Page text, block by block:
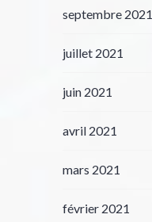
septembre 2021
juillet 2021
juin 2021
avril 2021
mars 2021
février 2021